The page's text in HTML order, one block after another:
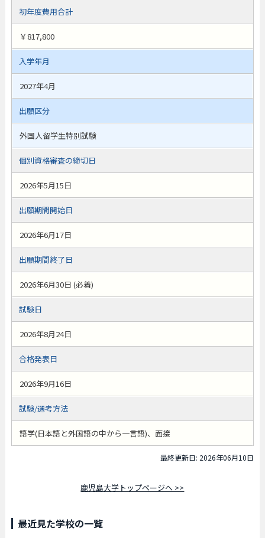
初年度費用合計
￥817,800
入学年月
2027年4月
出願区分
外国人留学生特別試験
個別資格審査の締切日
2026年5月15日
出願期間開始日
2026年6月17日
出願期間終了日
2026年6月30日 (必着)
試験日
2026年8月24日
合格発表日
2026年9月16日
試験/選考方法
語学(日本語と外国語の中から一言語)、面接
最終更新日: 2026年06月10日
鹿児島大学トップページへ >>
最近見た学校の一覧